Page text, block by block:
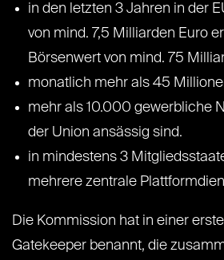
in den letzten 3 Jahren in der
von mind. 7,5 Milliarden Euro
Börsenwert von mind. 75
monatlich mehr als 45
mehr als 10.000 gewerbliche
der Union ansässig sind.
in mindestens 3
mehrere zentrale
Die Kommission hat in einer
Gatekeeper benannt, die